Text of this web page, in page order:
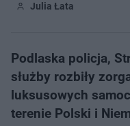
Julia Łata
Podlaska policja,
służby rozbiły
luksusowych
terenie Polski i